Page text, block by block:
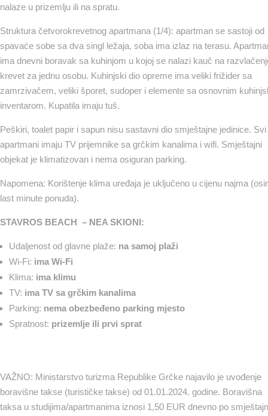
nalaze u prizemlju ili na spratu.
Struktura četvorokrevetnog apartmana (1/4): apartman se sastoji od
spavaće sobe sa dva singl ležaja, soba ima izlaz na terasu.
ima dnevni boravak sa kuhinjom u kojoj se nalazi kauč na
krevet za jednu osobu. Kuhinjski dio opreme ima veliki frižider sa
zamrzivačem, veliki šporet, sudoper i elemente sa osnovnim
inventarom. Kupatila imaju tuš.
Peškiri, toalet papir i sapun nisu sastavni dio smještajne jedinice. Svi
apartmani imaju TV prijemnike sa grčkim kanalima i wifi. Smještajni
objekat je klimatizovan i nema osiguran parking.
Napomena: Korištenje klima uređaja je uključeno u cijenu najma
last minute ponuda).
STAVROS BEACH – NEA SKIONI:
Udaljenost od glavne plaže: na samoj plaži
Wi-Fi: ima Wi-Fi
Klima: ima klimu
TV: ima TV sa grčkim kanalima
Parking: nema obezbeđeno parking mjesto
Spratnost: prizemlje ili prvi sprat
VAŽNO: Ministarstvo turizma Republike Grčke najavilo je uvođenje
boravišne takse (turističke takse) od 01.01.2024. godine. Boravišna
taksa u studijima/apartmanima iznosi 1,50 EUR dnevno po